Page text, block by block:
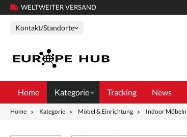
WELTWEITER VERSAND
Kontakt/Standorte
Home Kategorie Tracking News
Home Kategorie Möbel & Einrichtung Indoor Möbeln